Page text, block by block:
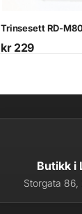
Trinsesett RD-
kr229
Butikk i
Storgata 86,